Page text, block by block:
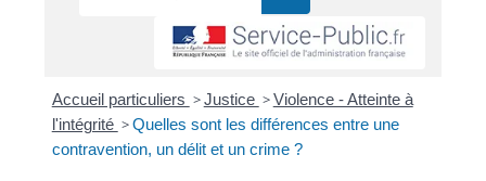
Accueil particuliers >Justice >Violence - Atteinte à
l'intégrité >Quelles sont les différences entre une
contravention, un délit et un crime ?